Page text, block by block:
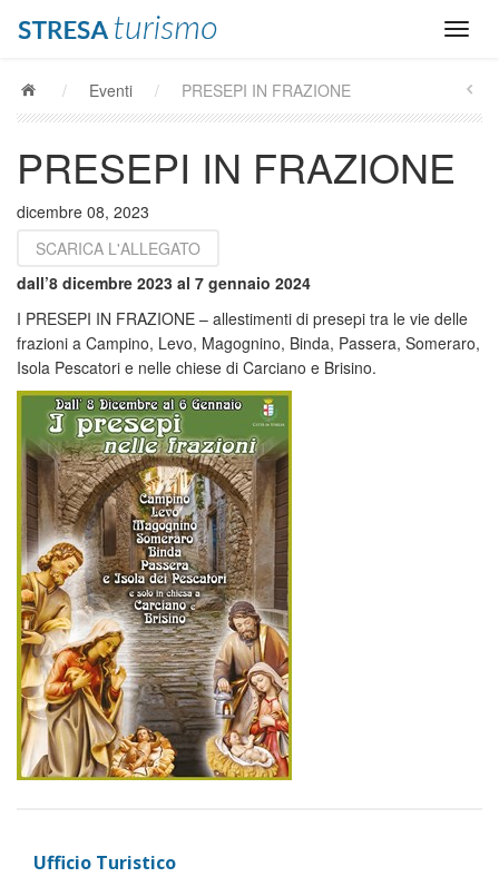
/ Eventi / PRESEPI IN FRAZIONE
PRESEPI IN FRAZIONE
dicembre 08, 2023
SCARICA L'ALLEGATO
dall’8 dicembre 2023 al 7 gennaio 2024
I PRESEPI IN FRAZIONE – allestimenti di presepi tra le vie delle
frazioni a Campino, Levo, Magognino, Binda, Passera, Someraro,
Isola Pescatori e nelle chiese di Carciano e Brisino.
Ufficio Turistico